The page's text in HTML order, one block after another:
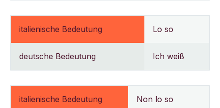
italienische Bedeutung Lo so
deutsche Bedeutung Ich weiß
italienische Bedeutung Non lo so